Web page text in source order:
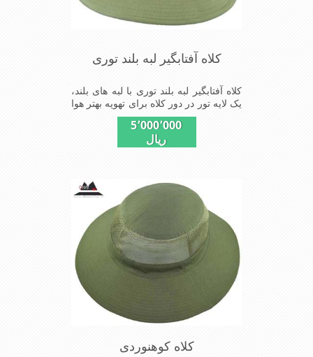
کلاه آفتابگیر لبه بلند توری
کلاه آفتابگیر لبه بلند توری با لبه های بلند،
یک لایه تور در دور کلاه برای تهویه بهتر هوا
و خنکی بیشتر سر در استفاده های طولانی
از این کلاه مفید می باشد
5٬000٬000
ریال
کلاه کوهنوردی